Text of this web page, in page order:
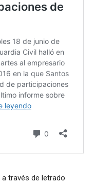
través de letrado